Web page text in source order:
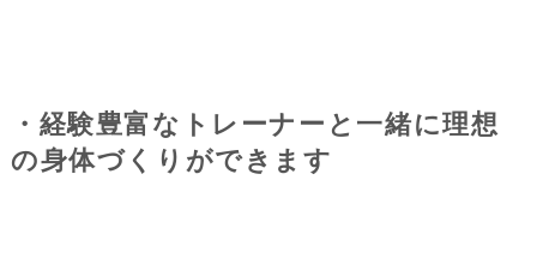
・経験豊富なトレーナーと一緒に理想
の身体づくりができます